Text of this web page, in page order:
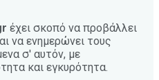
έχει σκοπό να προβάλλει
να ενημερώνει τους
σ' αυτόν, με
και εγκυρότητα.